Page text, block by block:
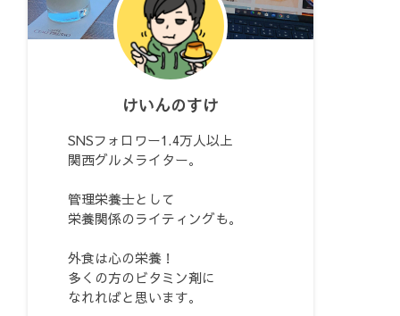
けいんのすけ
SNSフォロワー1.4万人以上
関西グルメライター。
管理栄養士として
栄養関係のライティングも。
外食は心の栄養！
多くの方のビタミン剤に
なれればと思います。